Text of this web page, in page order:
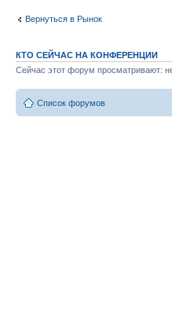
Вернуться в Рынок
КТО СЕЙЧАС НА КОНФЕРЕНЦИИ
Сейчас этот форум просматривают:
Список форумов